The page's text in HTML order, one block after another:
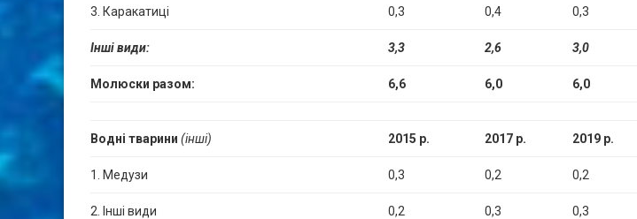
3. Каракатиці 0,3 0,4 0,3
Інші види: 3,3 2,6 3,0
Молюски разом: 6,6 6,0 6,0
Водні тварини (інші) 2015 р. 2017 р. 2019 р.
1. Медузи 0,3 0,2 0,2
2. Інші види 0,2 0,3 0,3